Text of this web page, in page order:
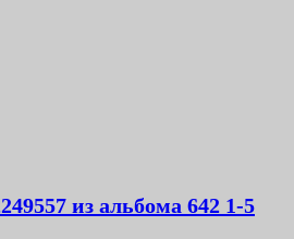
из альбома 642 1-5